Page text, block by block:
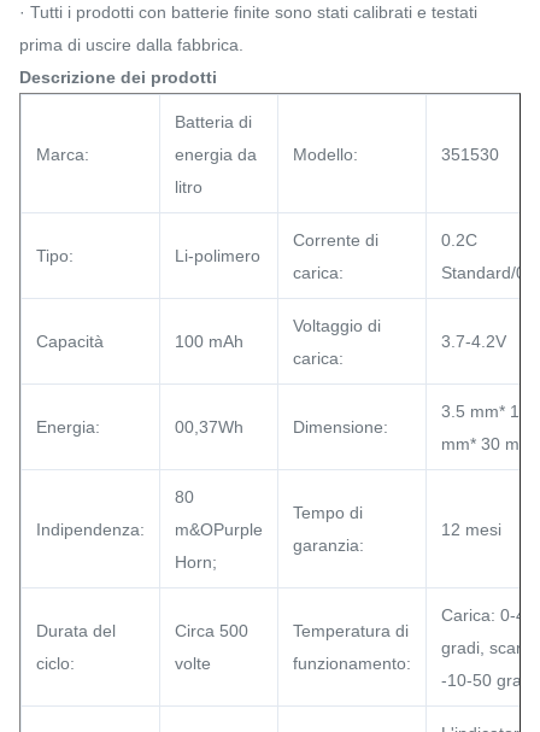
· Tutti i prodotti con batterie finite sono stati calibrati e testati
prima di uscire dalla fabbrica.
Descrizione dei prodotti
Marca:
Batteria di
energia da
litro
Modello: 351530
Tipo: Li-polimero
Corrente di
carica:
0.2C
Standard/
Capacità 100 mAh
Voltaggio di
carica:
3.7-4.2V
Energia: 00,37Wh Dimensione:
3.5 mm* 15
mm* 30 mm
Indipendenza:
80
m&OPurple
Horn;
Tempo di
garanzia:
12 mesi
Durata del
ciclo:
Circa 500
volte
Temperatura di
funzionamento:
Carica: 0-45
gradi,
-10-50 gradi